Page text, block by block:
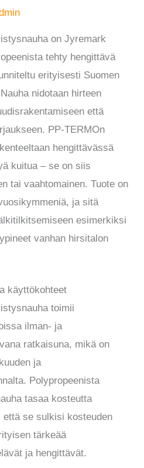
on Jyremark
tehty hengittävä
erityisesti Suomen
nidotaan hirteen
että
PP-TERMOn
hengittävässä
kuitua – se on siis
tai vaahtomainen. Tuote on
ja sitä
esimerkiksi
vanhan hirsitalon
käyttökohteet
toimii
ilman- ja
ratkaisuna, mikä on
ja
Polypropeenista
tasaa kosteutta
se sulkisi kosteuden
tärkeää
ja hengittävät.